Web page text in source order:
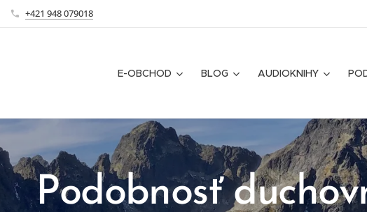
+421 948 079018
E-OBCHOD BLOG AUDIOKNIHY
Podobnosť